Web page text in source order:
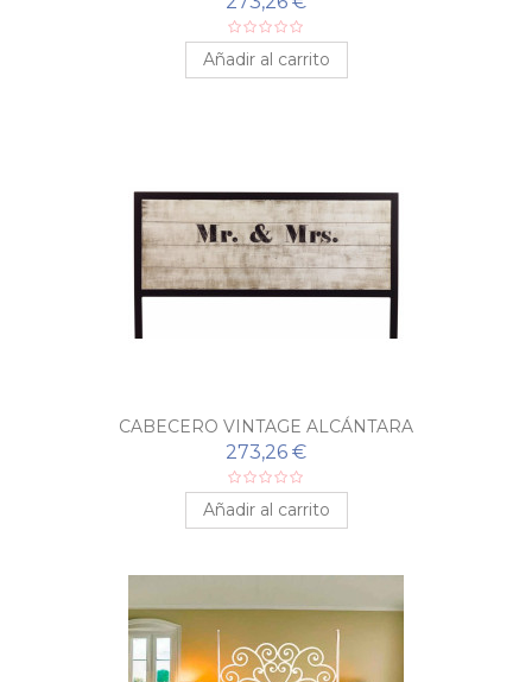
Añadir al carrito
CABECERO VINTAGE ALCÁNTARA
273,26 €
Añadir al carrito